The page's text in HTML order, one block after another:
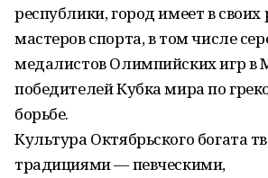
республики, город имеет в
мастеров спорта, в том числе
медалистов Олимпийских игр в
победителей Кубка мира по
борьбе.
Культура Октябрьского богата
традициями — певческими,